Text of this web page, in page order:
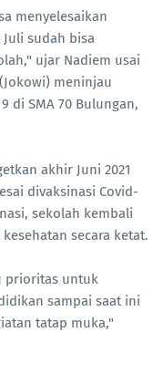
menyelesaikan
sudah bisa
ujar Nadiem usai
meninjau
di SMA 70 Bulungan,
akhir Juni 2021
divaksinasi Covid-
sekolah kembali
secara ketat.
prioritas untuk
sampai saat ini
tatap muka,"